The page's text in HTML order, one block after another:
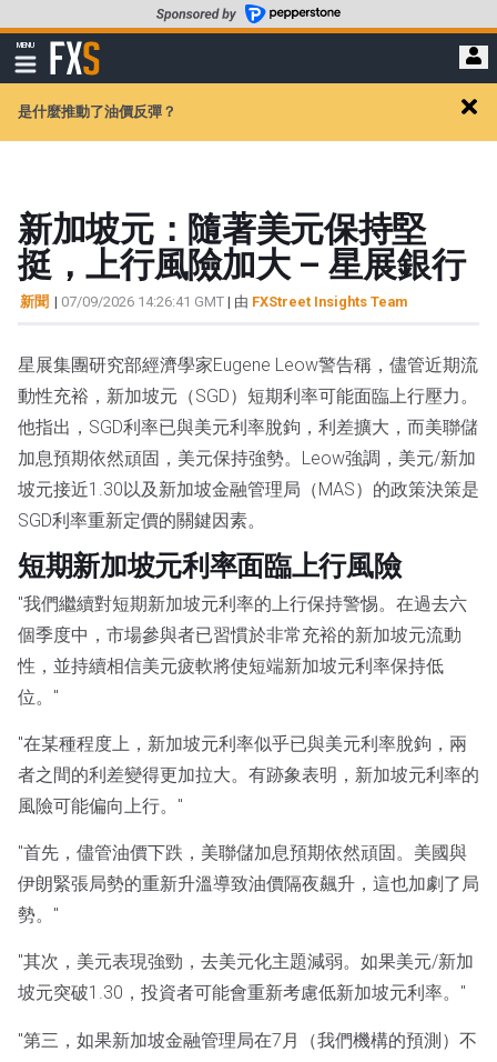
至
要
MENU
顯
示
航
FXStreet
是什麼推動了油價反彈？
alert
新加坡元：隨著美元保持堅
挺，上行風險加大 – 星展銀行
新聞 | 07/09/2026 14:26:41 GMT | 由 FXStreet Insights Team
星展集團研究部經濟學家Eugene Leow警告稱，儘管近期流
動性充裕，新加坡元（SGD）短期利率可能面臨上行壓力。
他指出，SGD利率已與美元利率脫鉤，利差擴大，而美聯儲
加息預期依然頑固，美元保持強勢。Leow強調，美元/新加
坡元接近1.30以及新加坡金融管理局（MAS）的政策決策是
SGD利率重新定價的關鍵因素。
短期新加坡元利率面臨上行風險
"我們繼續對短期新加坡元利率的上行保持警惕。在過去六
個季度中，市場參與者已習慣於非常充裕的新加坡元流動
性，並持續相信美元疲軟將使短端新加坡元利率保持低
位。"
"在某種程度上，新加坡元利率似乎已與美元利率脫鉤，兩
者之間的利差變得更加拉大。有跡象表明，新加坡元利率的
風險可能偏向上行。"
"首先，儘管油價下跌，美聯儲加息預期依然頑固。美國與
伊朗緊張局勢的重新升溫導致油價隔夜飆升，這也加劇了局
勢。"
"其次，美元表現強勁，去美元化主題減弱。如果美元/新加
坡元突破1.30，投資者可能會重新考慮低新加坡元利率。"
"第三，如果新加坡金融管理局在7月（我們機構的預測）不